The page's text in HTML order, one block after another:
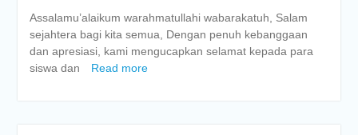
Assalamu’alaikum warahmatullahi wabarakatuh, Salam
sejahtera bagi kita semua, Dengan penuh kebanggaan
dan apresiasi, kami mengucapkan selamat kepada para
siswa dan
Read more